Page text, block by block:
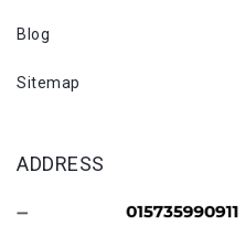
Blog
Sitemap
ADDRESS